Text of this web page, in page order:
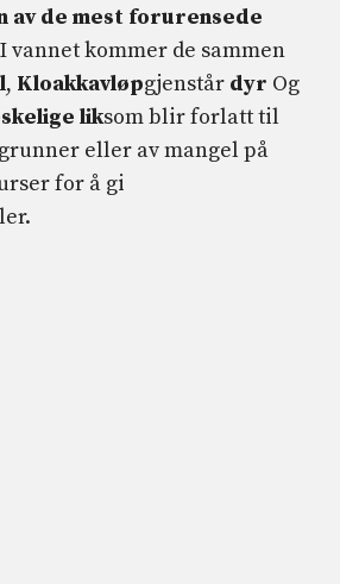
av de mest forurensede
vannet kommer de sammen
, Kloakkavløpgjenstår dyr Og
liksom blir forlatt til
eller av mangel på
for å gi